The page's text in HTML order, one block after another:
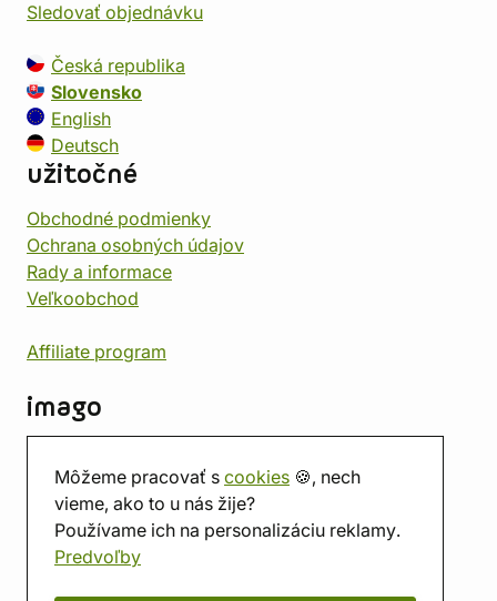
Môžeme pracovať s cookies 🍪, nech
vieme, ako to u nás žije?
Používame ich na personalizáciu reklamy.
Predvoľby
Sledovať objednávku
Česká republika
Slovensko
English
Deutsch
užitočné
Obchodné podmienky
Ochrana osobných údajov
Rady a informace
Veľkoobchod
Affiliate program
imago
Predajňa
Herňa
O nás
Hodnotenie obchodu